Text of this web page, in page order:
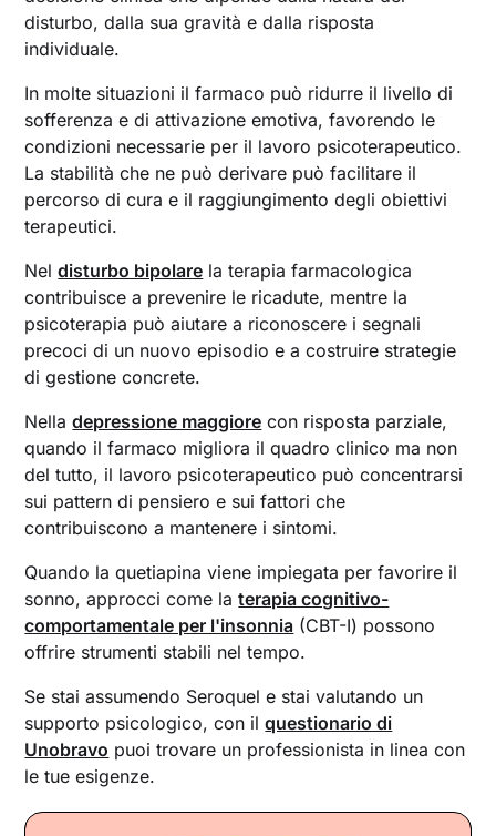
disturbo, dalla sua gravità e dalla risposta
individuale.
In molte situazioni il farmaco può ridurre il livello di
sofferenza e di attivazione emotiva, favorendo le
condizioni necessarie per il lavoro psicoterapeutico.
La stabilità che ne può derivare può facilitare il
percorso di cura e il raggiungimento degli obiettivi
terapeutici.
Neldisturbo bipolare la terapia farmacologica
contribuisce a prevenire le ricadute, mentre la
psicoterapia può aiutare a riconoscere i segnali
precoci di un nuovo episodio e a costruire strategie
di gestione concrete.
Nelladepressione maggiore con risposta parziale,
quando il farmaco migliora il quadro clinico ma non
del tutto, il lavoro psicoterapeutico può concentrarsi
sui pattern di pensiero e sui fattori che
contribuiscono a mantenere i sintomi.
Quando la quetiapina viene impiegata per favorire il
sonno, approcci come laterapia cognitivo-
comportamentale per l'insonnia (CBT-I) possono
offrire strumenti stabili nel tempo.
Se stai assumendo Seroquel e stai valutando un
supporto psicologico, con ilquestionario di
Unobravo puoi trovare un professionista in linea con
le tue esigenze.